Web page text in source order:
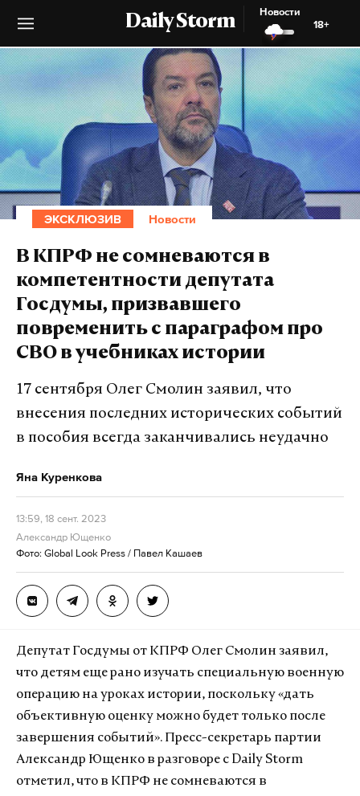
Daily Storm
Новости
18+
ЭКСКЛЮЗИВ Новости
В КПРФ не сомневаются в
компетентности депутата
Госдумы, призвавшего
повременить с параграфом про
СВО в учебниках истории
17 сентября Олег Смолин заявил, что
внесения последних исторических событий
в пособия всегда заканчивались неудачно
Яна Куренкова
13:59, 18 сент. 2023
Александр Ющенко
Фото: Global Look Press / Павел Кашаев
Депутат Госдумы от КПРФ Олег Смолин заявил,
что детям еще рано изучать специальную военную
операцию на уроках истории, поскольку «дать
объективную оценку можно будет только после
завершения событий». Пресс-секретарь партии
Александр Ющенко в разговоре с Daily Storm
отметил, что в КПРФ не сомневаются в